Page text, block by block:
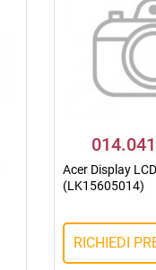
Acer Display
(LK15605014)
RICHIEDI